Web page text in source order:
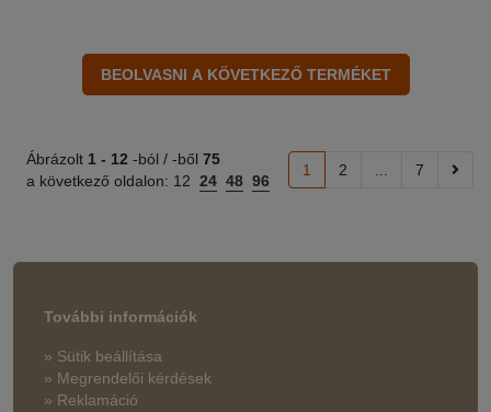
Ábrázolt 1 - 12 -ból / -ből 75
a következő oldalon: 12 24 48 96
1 2 7
További információk
» Sütik beállítása
» Megrendelői kérdések
» Reklamáció